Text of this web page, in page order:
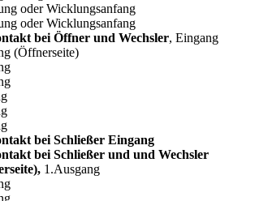
oder Wicklungsanfang
oder Wicklungsanfang
bei Öffner und Wechsler, Eingang
(Öffnerseite)
bei Schließer Eingang
bei Schließer und und Wechsler
, 1.Ausgang